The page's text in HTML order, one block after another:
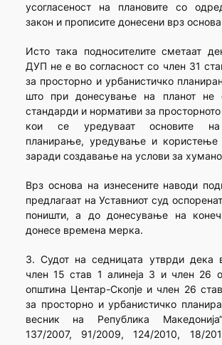
усогласеност на плановите со
закон и прописите донесени врз основа
Исто така подносителите сметаат
ДУП не е во согласност со член 31
за просторно и урбанистичко
што при донесување на планот не
стандарди и нормативи за
кои се уредуваат основите на
планирање, уредување и користење
заради создавање на услови за
Врз основа на изнесените наводи
предлагаат на Уставниот суд
поништи, а до донесување на
донесе времена мерка.
3. Судот на седницата утврди дека
член 15 став 1 алинеја 3 и член 26
општина Центар-Скопје и член 26
за просторно и урбанистичко
весник на Република
137/2007, 91/2009, 124/2010, 18/